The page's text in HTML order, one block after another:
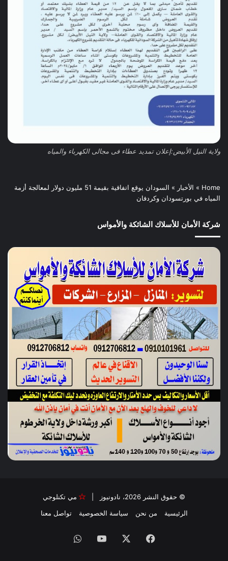
ولاية النيل الأبيض:إعلان تمديد عطاء فى مجالى الكهرباء والمياه
Home
» الأخبار »
السودان يوقع اتفاقية بقيمة 51 مليون دولار لمعالجة أزمة
المياه في بورتسودان وكردفان
شركة الأمان للأسلاك الشائكة والأمواس
© حقوق النشر 2026، نادونيوز |
مي تكنلوجي
الرئيسية
من نحن سياسة الخصوصية تواصل معنا
فيسبوك ‫YouTube